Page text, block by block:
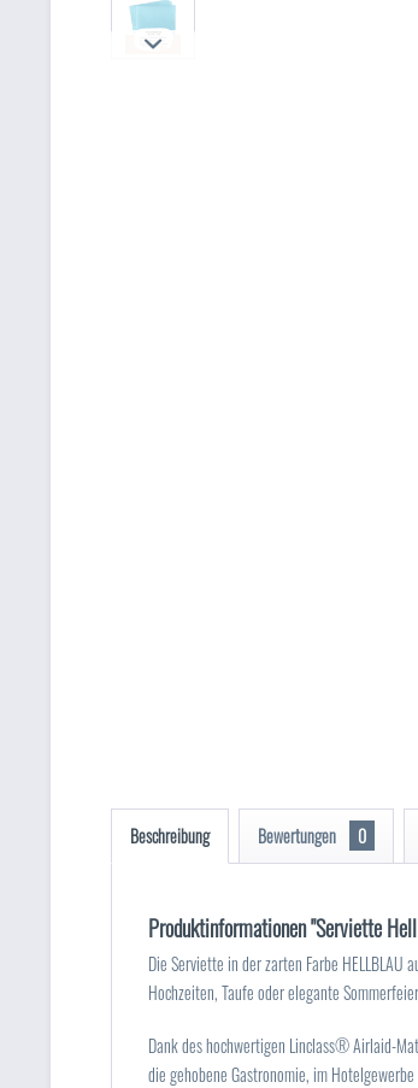
Beschreibung Bewertungen 0
Produktinformationen "Serviette
Die Serviette in der zarten Farbe
Hochzeiten, Taufe oder elegante
Dank des hochwertigen Linclass® Airlaid-
die gehobene Gastronomie, im